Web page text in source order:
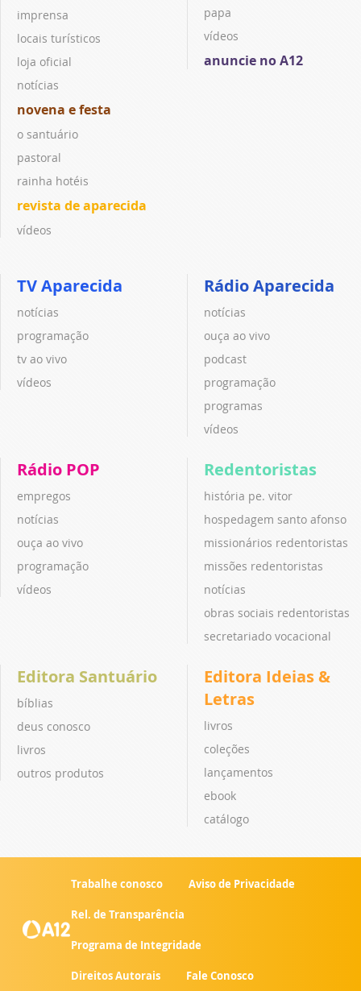
imprensa
locais turísticos
loja oficial
notícias
novena e festa
o santuário
pastoral
rainha hotéis
revista de aparecida
vídeos
papa
vídeos
anuncie no A12
TV Aparecida
notícias
programação
tv ao vivo
vídeos
Rádio Aparecida
notícias
ouça ao vivo
podcast
programação
programas
vídeos
Rádio POP
empregos
notícias
ouça ao vivo
programação
vídeos
Redentoristas
história pe. vitor
hospedagem santo afonso
missionários redentoristas
missões redentoristas
notícias
obras sociais redentoristas
secretariado vocacional
Editora Santuário
bíblias
deus conosco
livros
outros produtos
Editora Ideias &
Letras
livros
coleções
lançamentos
ebook
catálogo
Trabalhe conosco Aviso de Privacidade
Rel. de Transparência
Programa de Integridade
Direitos Autorais Fale Conosco